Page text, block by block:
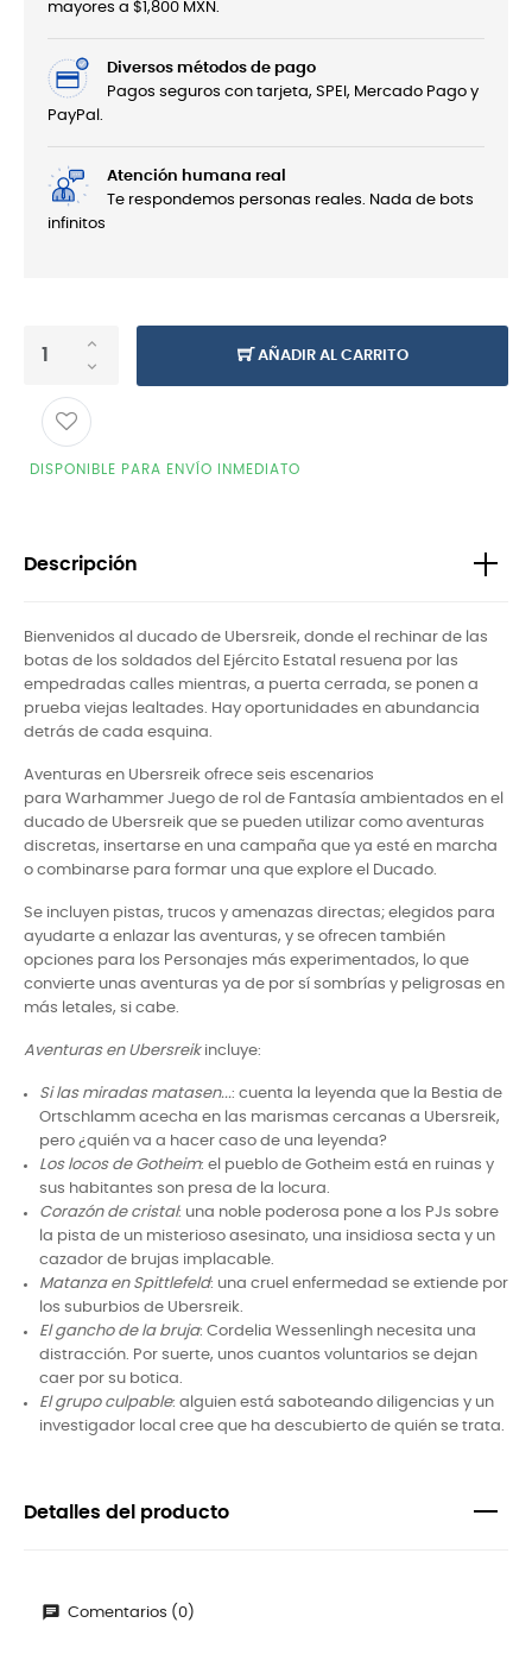
mayores a $1,800 MXN.
Diversos métodos de pago
Pagos seguros con tarjeta, SPEI, Mercado Pago y
PayPal.
Atención humana real
Te respondemos personas reales. Nada de bots
infinitos
AÑADIR AL CARRITO
DISPONIBLE PARA ENVÍO INMEDIATO
Descripción
Bienvenidos al ducado de Ubersreik, donde el rechinar de las
botas de los soldados del Ejército Estatal resuena por las
empedradas calles mientras, a puerta cerrada, se ponen a
prueba viejas lealtades. Hay oportunidades en abundancia
detrás de cada esquina.
Aventuras en Ubersreik ofrece seis escenarios
para Warhammer Juego de rol de Fantasía ambientados en el
ducado de Ubersreik que se pueden utilizar como aventuras
discretas, insertarse en una campaña que ya esté en marcha
o combinarse para formar una que explore el Ducado.
Se incluyen pistas, trucos y amenazas directas; elegidos para
ayudarte a enlazar las aventuras, y se ofrecen también
opciones para los Personajes más experimentados, lo que
convierte unas aventuras ya de por sí sombrías y peligrosas en
más letales, si cabe.
Aventuras en Ubersreikincluye:
Si las miradas matasen...: cuenta la leyenda que la Bestia de
Ortschlamm acecha en las marismas cercanas a Ubersreik,
pero ¿quién va a hacer caso de una leyenda?
Los locos de Gotheim: el pueblo de Gotheim está en ruinas y
sus habitantes son presa de la locura.
Corazón de cristal: una noble poderosa pone a los PJs sobre
la pista de un misterioso asesinato, una insidiosa secta y un
cazador de brujas implacable.
Matanza en Spittlefeld: una cruel enfermedad se extiende por
los suburbios de Ubersreik.
El gancho de la bruja: Cordelia Wessenlingh necesita una
distracción. Por suerte, unos cuantos voluntarios se dejan
caer por su botica.
El grupo culpable: alguien está saboteando diligencias y un
investigador local cree que ha descubierto de quién se trata.
Detalles del producto
Comentarios (0)